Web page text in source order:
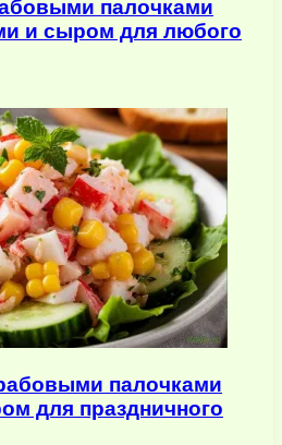
палочками
и сыром для любого
палочками
для праздничного